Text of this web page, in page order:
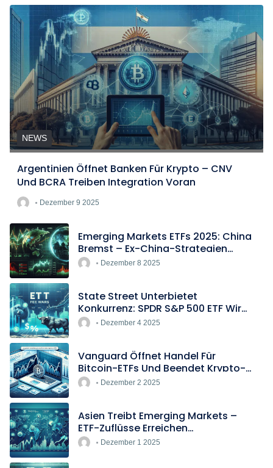
NEWS
Argentinien Öffnet Banken Für Krypto – CNV
Und BCRA Treiben Integration Voran
Dezember 9 2025
Emerging Markets ETFs 2025: China
Bremst – Ex-China-Strategien
BoomenDezember 8 2025
State Street Unterbietet
Konkurrenz: SPDR S&P 500 ETF Wird
Europas Günstigster Indextracker
Dezember 4 2025
Vanguard Öffnet Handel Für
Bitcoin-ETFs Und Beendet Krypto-
BlockadeDezember 2 2025
Asien Treibt Emerging Markets –
ETF-Zuflüsse Erreichen
Rekordtempo
Dezember 1 2025